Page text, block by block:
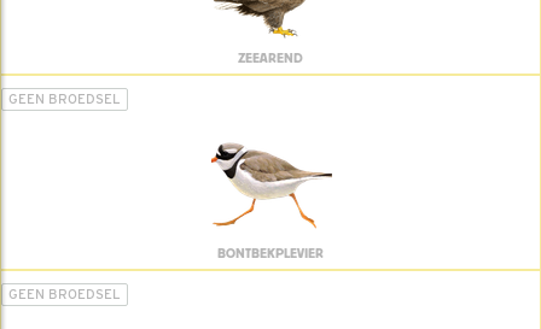
ZEEAREND
GEEN BROEDSEL
BONTBEKPLEVIER
GEEN BROEDSEL